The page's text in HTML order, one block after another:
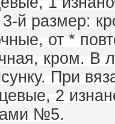
й размер:
от *
кром. В
При
2
№5.